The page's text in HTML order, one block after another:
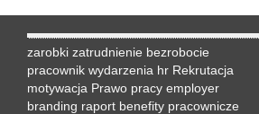
zarobki zatrudnienie bezrobocie
pracownik wydarzenia hr Rekrutacja
motywacja Prawo pracy employer
branding raport benefity pracownicze